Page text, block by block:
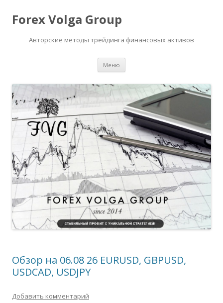
Forex Volga Group
Авторские методы трейдинга финансовых активов
Меню
Обзор на 06.08 26 EURUSD, GBPUSD,
USDCAD, USDJPY
Добавить комментарий